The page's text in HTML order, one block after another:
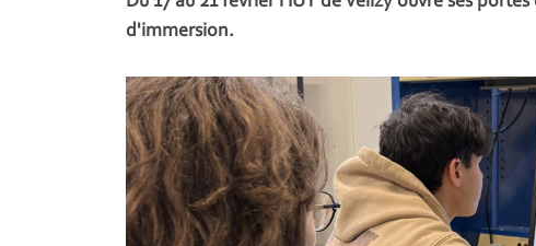
d'immersion.